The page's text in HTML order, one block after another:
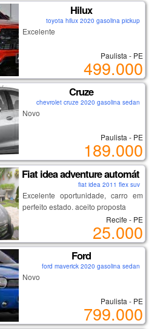
Hilux
toyota hilux 2020 gasolina pickup
Excelente
Paulista - PE
499.000
Cruze
chevrolet cruze 2020 gasolina sedan
Novo
Paulista - PE
189.000
Fiat idea adventure automático
fiat idea 2011 flex suv
Excelente oportunidade, carro em
perfeito estado. aceito proposta
Recife - PE
25.000
Ford
ford maverick 2020 gasolina sedan
Novo
Paulista - PE
799.000